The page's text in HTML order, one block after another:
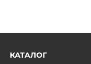
КАТАЛОГ